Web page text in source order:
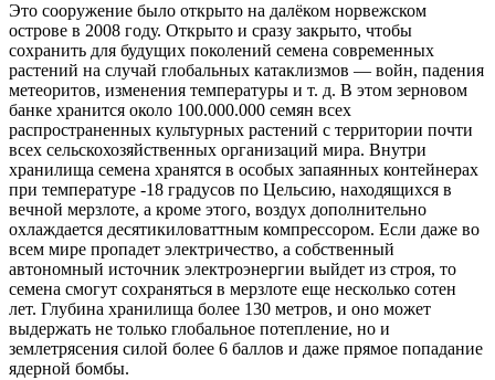
Это сооружение было открыто на далёком норвежском
острове в 2008 году. Открыто и сразу закрыто, чтобы
сохранить для будущих поколений семена современных
растений на случай глобальных катаклизмов — войн, падения
метеоритов, изменения температуры и т. д. В этом зерновом
банке хранится около 100.000.000 семян всех
распространенных культурных растений с территории почти
всех сельскохозяйственных организаций мира. Внутри
хранилища семена хранятся в особых запаянных контейнерах
при температуре -18 градусов по Цельсию, находящихся в
вечной мерзлоте, а кроме этого, воздух дополнительно
охлаждается десятикиловаттным компрессором. Если даже во
всем мире пропадет электричество, а собственный
автономный источник электроэнергии выйдет из строя, то
семена смогут сохраняться в мерзлоте еще несколько сотен
лет. Глубина хранилища более 130 метров, и оно может
выдержать не только глобальное потепление, но и
землетрясения силой более 6 баллов и даже прямое попадание
ядерной бомбы.